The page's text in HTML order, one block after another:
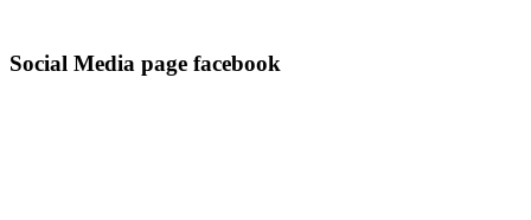
Social Media page facebook